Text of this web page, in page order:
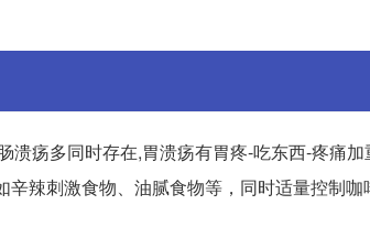
溃疡多同时存在,胃溃疡有胃疼-吃东西-疼痛加
辣刺激食物、油腻食物等，同时适量控制咖